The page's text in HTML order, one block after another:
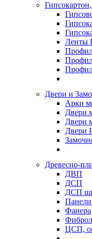
Ленты
Двери и
Арки
Двери
Двери
Древесно-
ДВП
ДСП
ДСП
Фанера
ЦСП,